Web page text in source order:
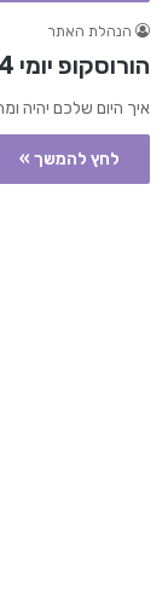
הנהלת האתר
הורוסקופ יומי 20.4
איך היום שלכם יהיה
לחץ להמשך »